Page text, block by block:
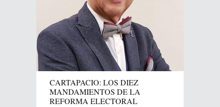
CARTAPACIO: LOS DIEZ
MANDAMIENTOS DE LA
REFORMA ELECTORAL